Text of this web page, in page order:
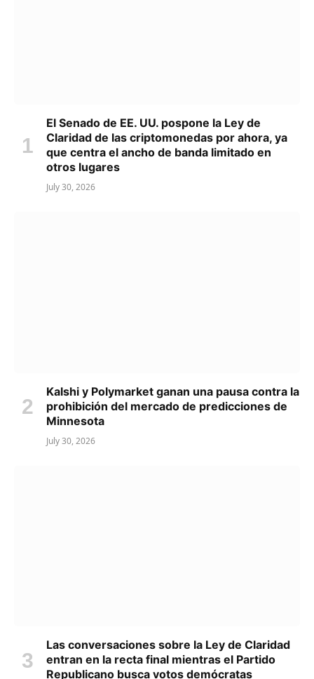
El Senado de EE. UU. pospone la Ley de
Claridad de las criptomonedas por ahora, ya
que centra el ancho de banda limitado en
otros lugares
July 30, 2026
Kalshi y Polymarket ganan una pausa contra la
prohibición del mercado de predicciones de
Minnesota
July 30, 2026
Las conversaciones sobre la Ley de Claridad
entran en la recta final mientras el Partido
Republicano busca votos demócratas